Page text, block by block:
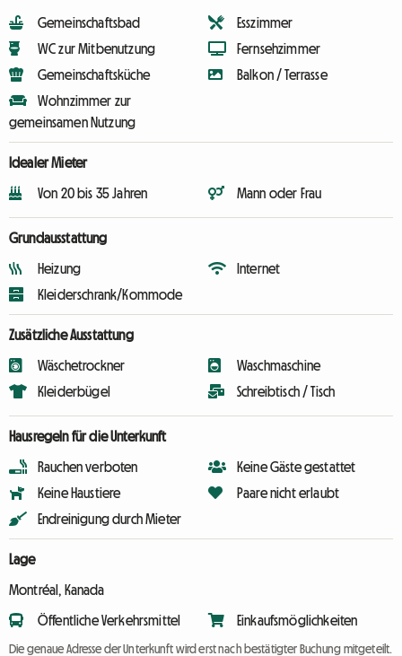
Gemeinschaftsbad
WC zur Mitbenutzung
Gemeinschaftsküche
Wohnzimmer zur
gemeinsamen Nutzung
Esszimmer
Fernsehzimmer
Balkon / Terrasse
Idealer Mieter
Von 20 bis 35 Jahren Mann oder Frau
Grundausstattung
Heizung
Kleiderschrank/Kommode
Internet
Zusätzliche Ausstattung
Wäschetrockner
Kleiderbügel
Waschmaschine
Schreibtisch / Tisch
Hausregeln für die Unterkunft
Rauchen verboten
Keine Haustiere
Endreinigung durch Mieter
Keine Gäste gestattet
Paare nicht erlaubt
Lage
Montréal, Kanada
Öffentliche Verkehrsmittel Einkaufsmöglichkeiten
Die genaue Adresse der Unterkunft wird erst nach bestätigter Buchung mitgeteilt.